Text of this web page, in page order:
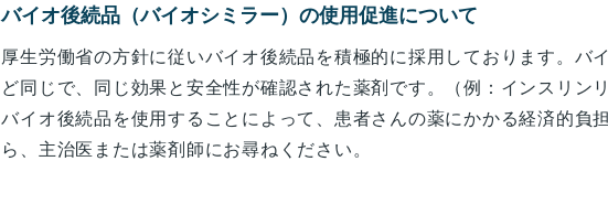
バイオ後続品（バイオシミラー）の使用促進について
厚生労働省の方針に従いバイオ後続品を積極的に採用しております。バ
ど同じで、同じ効果と安全性が確認された薬剤です。（例：インスリン
バイオ後続品を使用することによって、患者さんの薬にかかる経済的負
ら、主治医または薬剤師にお尋ねください。